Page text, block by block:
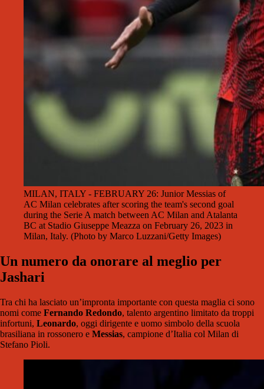
MILAN, ITALY - FEBRUARY 26: Junior Messias of
AC Milan celebrates after scoring the team's second goal
during the Serie A match between AC Milan and Atalanta
BC at Stadio Giuseppe Meazza on February 26, 2023 in
Milan, Italy. (Photo by Marco Luzzani/Getty Images)
Un numero da onorare al meglio per
Jashari
Tra chi ha lasciato un’impronta importante con questa maglia ci sono
nomi come Fernando Redondo, talento argentino limitato da troppi
infortuni, Leonardo, oggi dirigente e uomo simbolo della scuola
brasiliana in rossonero e Messias, campione d’Italia col Milan di
Stefano Pioli.